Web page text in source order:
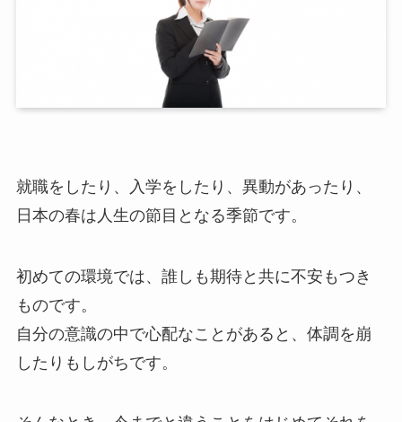
就職をしたり、入学をしたり、異動があったり、
日本の春は人生の節目となる季節です。
初めての環境では、誰しも期待と共に不安もつき
ものです。
自分の意識の中で心配なことがあると、体調を崩
したりもしがちです。